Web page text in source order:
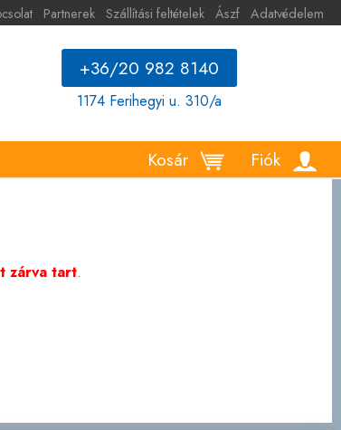
Partnerek Szállítási feltételek Ászf Adatvédelem
+36/20 982 8140
1174 Ferihegyi u. 310/a
Fiók
Kosár
zárva tart.